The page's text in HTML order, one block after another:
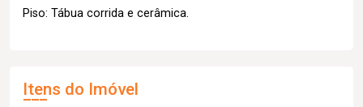
Piso: Tábua corrida e cerâmica.
Itens do Imóvel